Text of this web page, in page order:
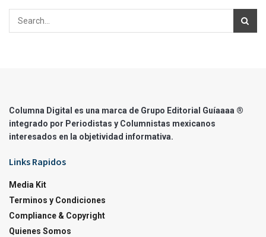
Columna Digital es una marca de Grupo Editorial Guíaaaa ®
integrado por Periodistas y Columnistas mexicanos
interesados en la objetividad informativa.
Links Rapidos
Media Kit
Terminos y Condiciones
Compliance & Copyright
Quienes Somos